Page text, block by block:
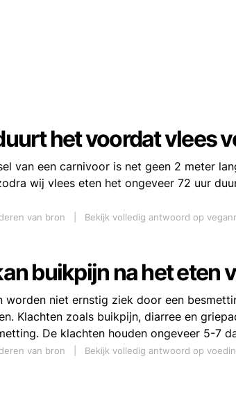
het voordat vlees
van een carnivoor is net geen 2 meter
wij vlees eten het ongeveer 72 uur
van bron Bekijk volledig antwoord op
buikpijn na het eten
worden niet ernstig ziek door een
Klachten zoals buikpijn, diarree en
De klachten houden ongeveer 5-7
van bron Bekijk volledig antwoord op